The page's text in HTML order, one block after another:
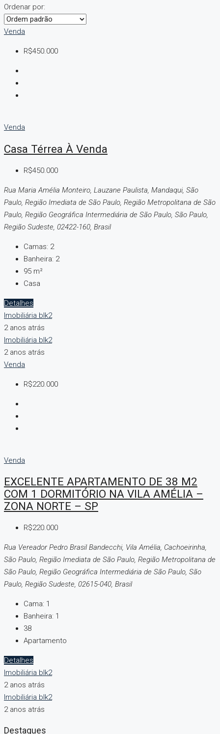
Ordenar por:
Venda
R$450.000
Venda
Casa Térrea À Venda
R$450.000
Rua Maria Amélia Monteiro, Lauzane Paulista, Mandaqui, São
Paulo, Região Imediata de São Paulo, Região Metropolitana de São
Paulo, Região Geográfica Intermediária de São Paulo, São Paulo,
Região Sudeste, 02422-160, Brasil
Camas: 2
Banheira: 2
95 m²
Casa
Detalhes
Imobiliária blk2
2 anos atrás
Imobiliária blk2
2 anos atrás
Venda
R$220.000
Venda
EXCELENTE APARTAMENTO DE 38 M2
COM 1 DORMITÓRIO NA VILA AMÉLIA –
ZONA NORTE – SP
R$220.000
Rua Vereador Pedro Brasil Bandecchi, Vila Amélia, Cachoeirinha,
São Paulo, Região Imediata de São Paulo, Região Metropolitana de
São Paulo, Região Geográfica Intermediária de São Paulo, São
Paulo, Região Sudeste, 02615-040, Brasil
Cama: 1
Banheira: 1
38
Apartamento
Detalhes
Imobiliária blk2
2 anos atrás
Imobiliária blk2
2 anos atrás
Destaques